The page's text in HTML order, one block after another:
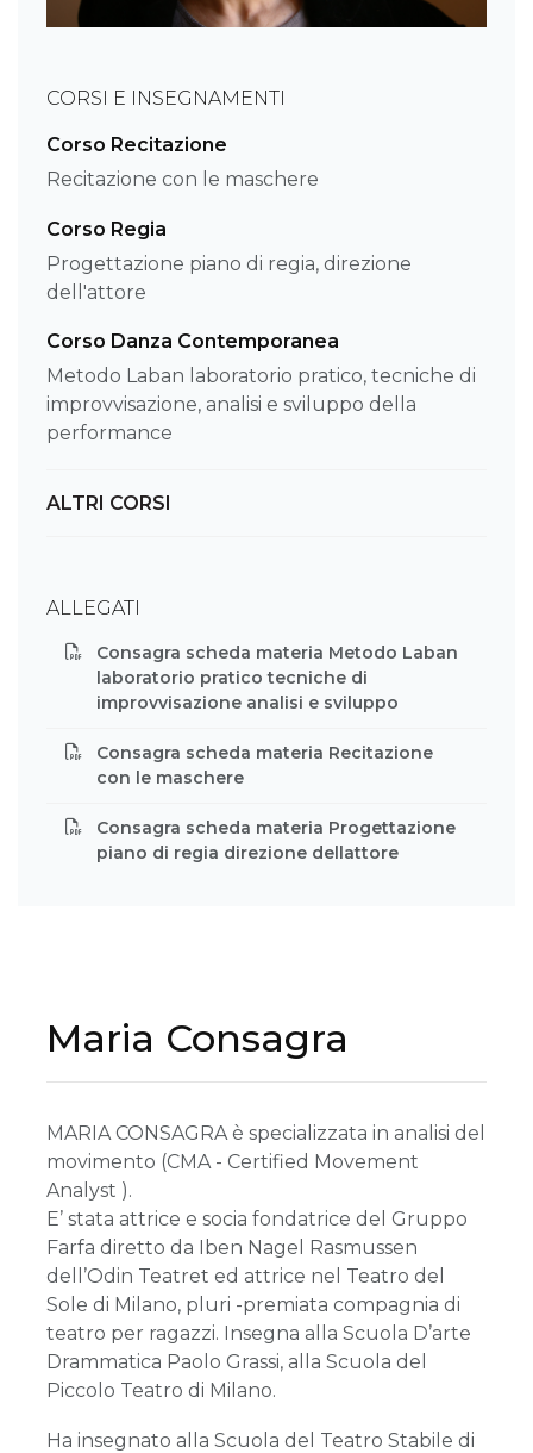
CORSI E INSEGNAMENTI
Corso Recitazione
Recitazione con le maschere
Corso Regia
Progettazione piano di regia, direzione
dell'attore
Corso Danza Contemporanea
Metodo Laban laboratorio pratico, tecniche di
improvvisazione, analisi e sviluppo della
performance
ALTRI CORSI
ALLEGATI
Consagra scheda materia Metodo Laban
laboratorio pratico tecniche di
improvvisazione analisi e sviluppo
Consagra scheda materia Recitazione
con le maschere
Consagra scheda materia Progettazione
piano di regia direzione dellattore
Maria Consagra
MARIA CONSAGRA è specializzata in analisi del
movimento (CMA - Certified Movement
Analyst ).
E’ stata attrice e socia fondatrice del Gruppo
Farfa diretto da Iben Nagel Rasmussen
dell’Odin Teatret ed attrice nel Teatro del
Sole di Milano, pluri -premiata compagnia di
teatro per ragazzi. Insegna alla Scuola D’arte
Drammatica Paolo Grassi, alla Scuola del
Piccolo Teatro di Milano.
Ha insegnato alla Scuola del Teatro Stabile di